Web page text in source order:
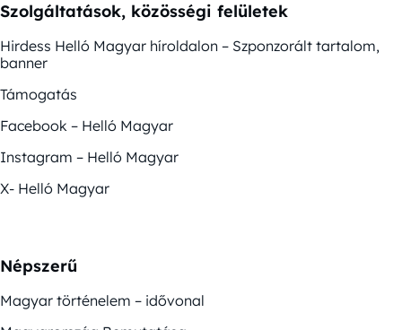
Szolgáltatások, közösségi felületek
Hirdess Helló Magyar híroldalon – Szponzorált tartalom,
banner
Támogatás
Facebook – Helló Magyar
Instagram – Helló Magyar
X- Helló Magyar
Népszerű
Magyar történelem – idővonal